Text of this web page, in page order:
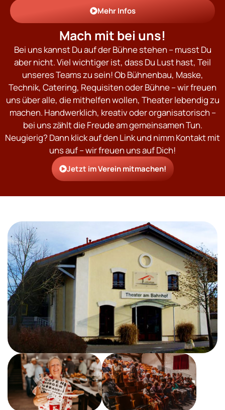
Mehr Infos
Mach mit bei uns!
Bei uns kannst Du auf der Bühne stehen – musst Du
aber nicht. Viel wichtiger ist, dass Du Lust hast, Teil
unseres Teams zu sein! Ob Bühnenbau, Maske,
Technik, Catering, Requisiten oder Bühne – wir freuen
uns über alle, die mithelfen wollen, Theater lebendig zu
machen. Handwerklich, kreativ oder organisatorisch –
bei uns zählt die Freude am gemeinsamen Tun.
Neugierig? Dann klick auf den Link und nimm Kontakt mit
uns auf – wir freuen uns auf Dich!
Jetzt im Verein mitmachen!